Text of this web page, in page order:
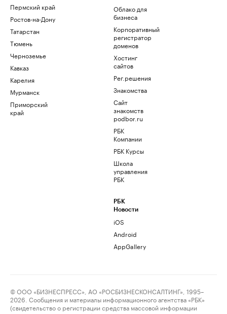
Пермский край
Ростов-на-Дону
Татарстан
Тюмень
Черноземье
Кавказ
Карелия
Мурманск
Приморский
край
Облако для
бизнеса
Корпоративный
регистратор
доменов
Хостинг
сайтов
Рег.решения
Знакомства
Сайт
знакомств
podbor.ru
РБК
Компании
РБК Курсы
Школа
управления
РБК
РБК
Новости
iOS
Android
AppGallery
© ООО «БИЗНЕСПРЕСС», АО «РОСБИЗНЕСКОНСАЛТИНГ», 1995–
2026. Сообщения и материалы информационного агентства «РБК»
(свидетельство о регистрации средства массовой информации